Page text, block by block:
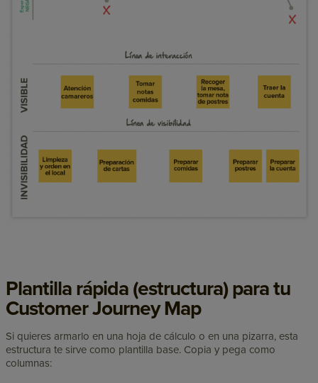
Plantilla rápida (estructura) para tu
Customer Journey Map
Si quieres armarlo en una hoja de cálculo o en una pizarra, esta
estructura te sirve como plantilla base. Copia y pega como
columnas: